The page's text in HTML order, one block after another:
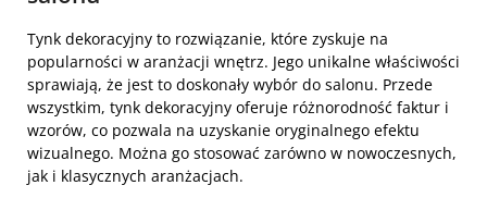
Tynk dekoracyjny to rozwiązanie, które zyskuje na
popularności w aranżacji wnętrz. Jego unikalne właściwości
sprawiają, że jest to doskonały wybór do salonu. Przede
wszystkim, tynk dekoracyjny oferuje różnorodność faktur i
wzorów, co pozwala na uzyskanie oryginalnego efektu
wizualnego. Można go stosować zarówno w nowoczesnych,
jak i klasycznych aranżacjach.